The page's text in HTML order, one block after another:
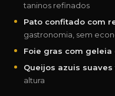
taninos refinados
Pato confitado com
gastronomia, sem
Foie gras com geleia
Queijos azuis
altura